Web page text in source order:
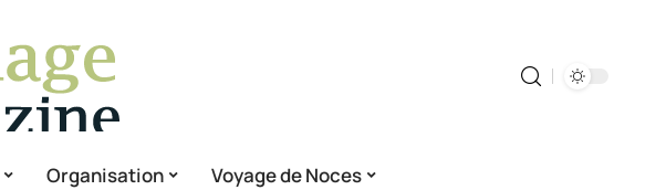
Organisation Voyage de Noces